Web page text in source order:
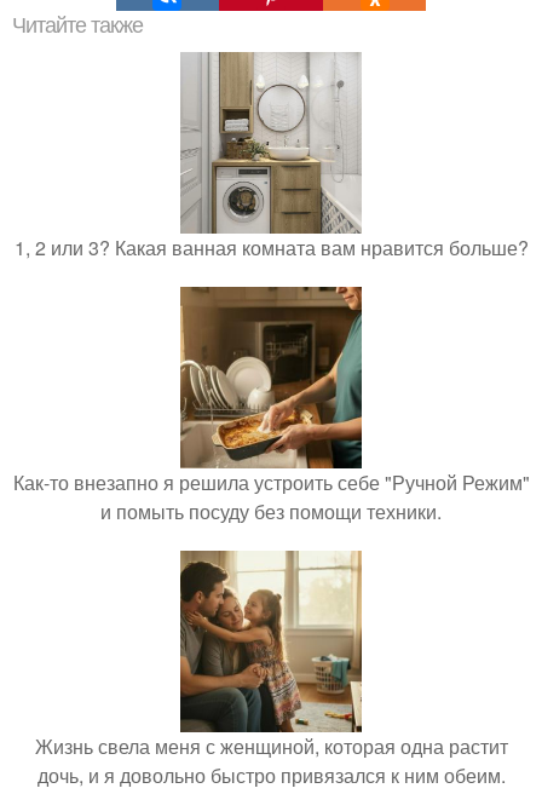
Читайте также
1, 2 или 3? Какая ванная комната вам нравится больше?
Как-то внезапно я решила устроить себе "Ручной Режим"
и помыть посуду без помощи техники.
Жизнь свела меня с женщиной, которая одна растит
дочь, и я довольно быстро привязался к ним обеим.